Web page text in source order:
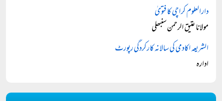
دارالعلوم کراچی کا فتویٰ
مولانا عتیق الرحمن سنبھلی
الشریعہ اکادمی کی سالانہ کارکردگی رپورٹ
ادارہ